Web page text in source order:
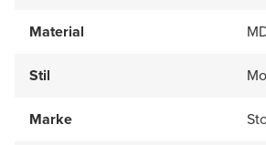
Material
Stil
Marke